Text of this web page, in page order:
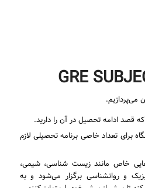
می‌پردازیم.
قصد ادامه تحصیل در آن را دارید.
برای تعداد خاصی برنامه تحصیلی لازم
خاص مانند زیست شناسی، شیمی،
و روانشناسی برگزار می‌شود و به